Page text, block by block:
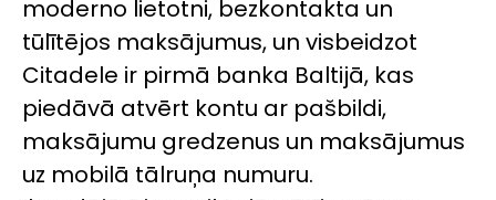
moderno lietotni, bezkontakta un
tūlītējos maksājumus, un visbeidzot
Citadele ir pirmā banka Baltijā, kas
piedāvā atvērt kontu ar pašbildi,
maksājumu gredzenus un maksājumus
uz mobilā tālruņa numuru.